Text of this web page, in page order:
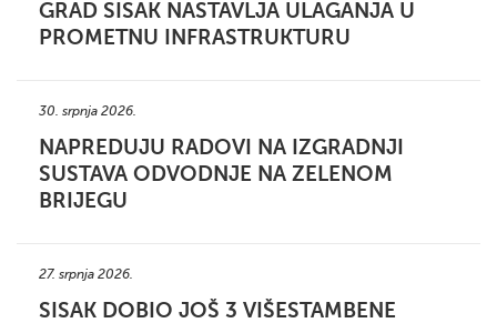
GRAD SISAK NASTAVLJA ULAGANJA U
PROMETNU INFRASTRUKTURU
30. srpnja 2026.
NAPREDUJU RADOVI NA IZGRADNJI
SUSTAVA ODVODNJE NA ZELENOM
BRIJEGU
27. srpnja 2026.
SISAK DOBIO JOŠ 3 VIŠESTAMBENE